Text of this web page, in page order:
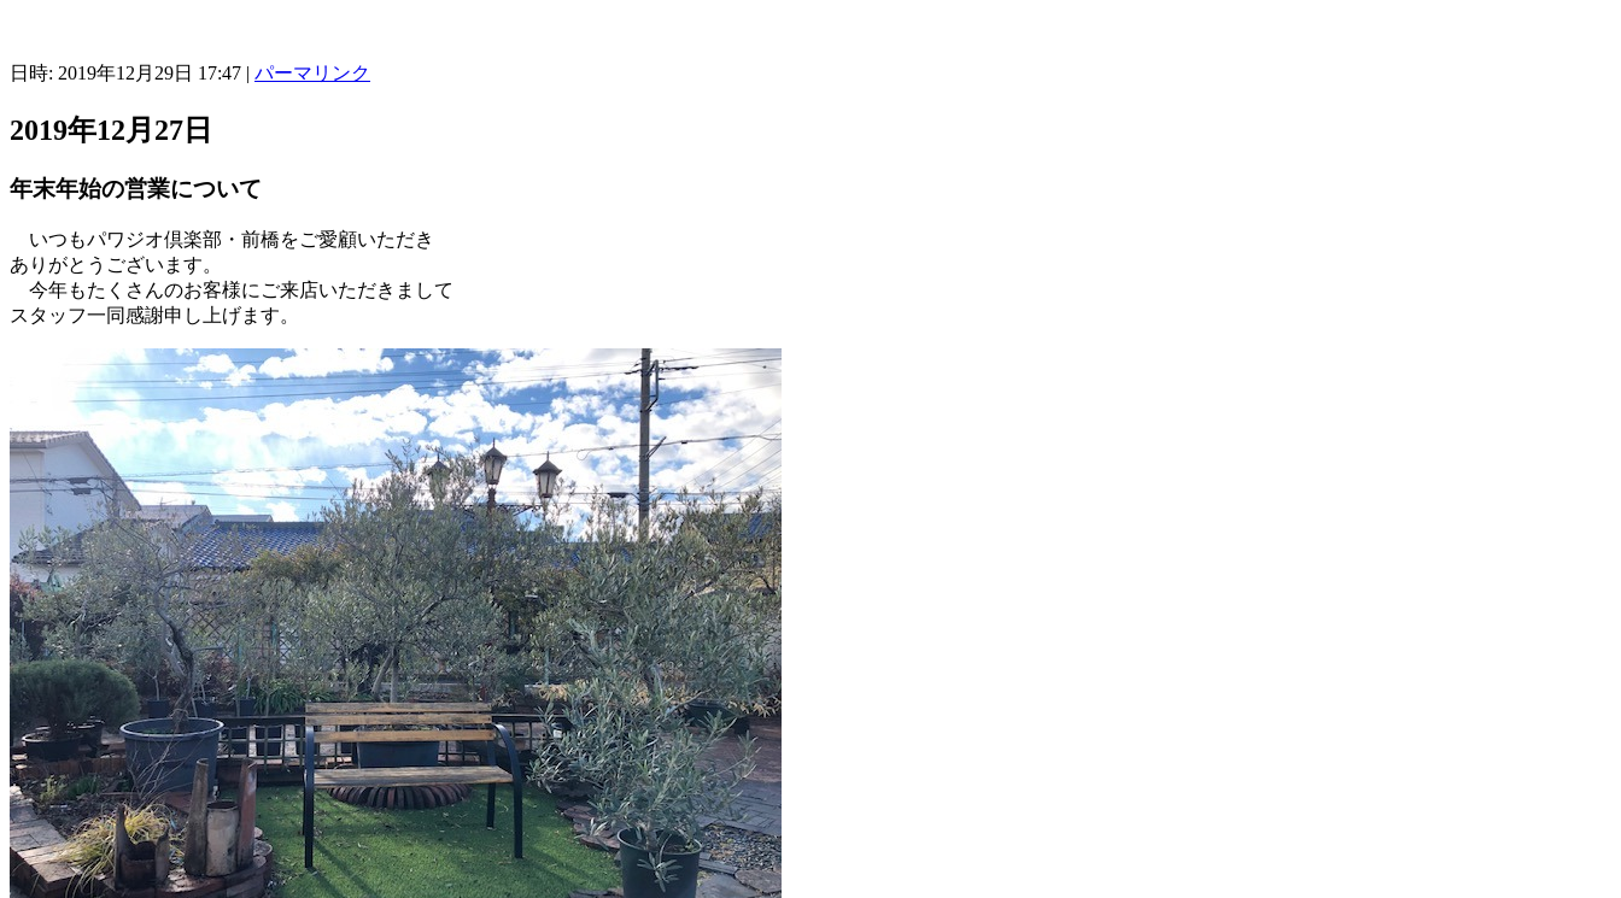
日時: 2019年12月29日 17:47 | パーマリンク
2019年12月27日
年末年始の営業について
いつもパワジオ倶楽部・前橋をご愛顧いただき
ありがとうございます。
今年もたくさんのお客様にご来店いただきまして
スタッフ一同感謝申し上げます。